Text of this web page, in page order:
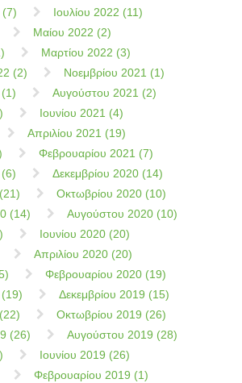
Ιουλίου 2022 (11)
Μαίου 2022 (2)
Μαρτίου 2022 (3)
(2)
Νοεμβρίου 2021 (1)
Αυγούστου 2021 (2)
Ιουνίου 2021 (4)
Απριλίου 2021 (19)
Φεβρουαρίου 2021 (7)
(6)
Δεκεμβρίου 2020 (14)
Οκτωβρίου 2020 (10)
(14)
Αυγούστου 2020 (10)
Ιουνίου 2020 (20)
Απριλίου 2020 (20)
Φεβρουαρίου 2020 (19)
(19)
Δεκεμβρίου 2019 (15)
Οκτωβρίου 2019 (26)
(26)
Αυγούστου 2019 (28)
Ιουνίου 2019 (26)
Φεβρουαρίου 2019 (1)